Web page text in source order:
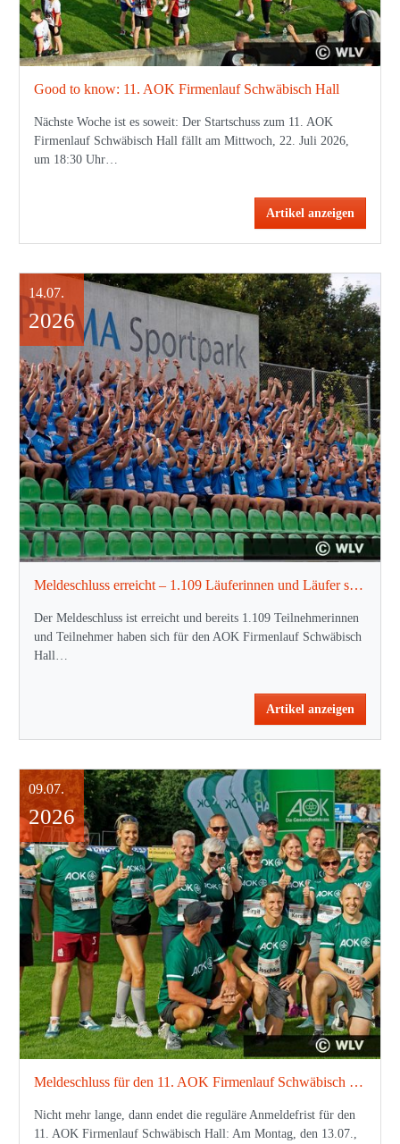
Good to know: 11. AOK Firmenlauf Schwäbisch Hall
Nächste Woche ist es soweit: Der Startschuss zum 11. AOK
Firmenlauf Schwäbisch Hall fällt am Mittwoch, 22. Juli 2026,
um 18:30 Uhr…
Artikel anzeigen
Meldeschluss erreicht – 1.109 Läuferinnen und Läufer sind dabei!
Der Meldeschluss ist erreicht und bereits 1.109 Teilnehmerinnen
und Teilnehmer haben sich für den AOK Firmenlauf Schwäbisch
Hall…
Artikel anzeigen
14.07.
2026
Meldeschluss für den 11. AOK Firmenlauf Schwäbisch Hall am Montag um 18 Uhr
Nicht mehr lange, dann endet die reguläre Anmeldefrist für den
11. AOK Firmenlauf Schwäbisch Hall: Am Montag, den 13.07.,
09.07.
2026